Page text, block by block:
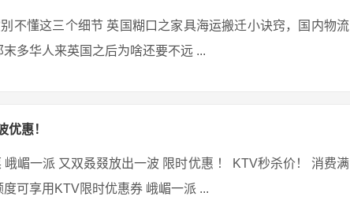
不懂这三个细节 英国糊口之家具海运搬迁小诀窍，国内物流
多华人来英国之后为啥还要不远 ...
优惠！
嵋一派 又双叒叕放出一波 限时优惠 ！ KTV秒杀价！ 消费满
可享用KTV限时优惠券 峨嵋一派 ...